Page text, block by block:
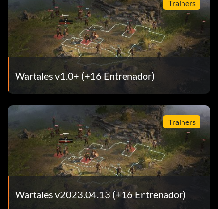
Trainers
Wartales v1.0+ (+16 Entrenador)
Trainers
Wartales v2023.04.13 (+16 Entrenador)